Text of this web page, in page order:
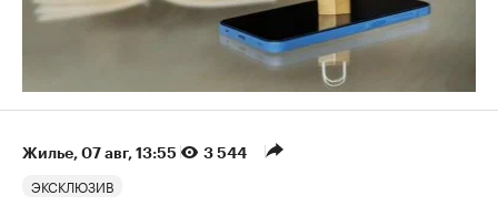
Жилье 07 авг, 13:55 3 544
ЭКСКЛЮЗИВ